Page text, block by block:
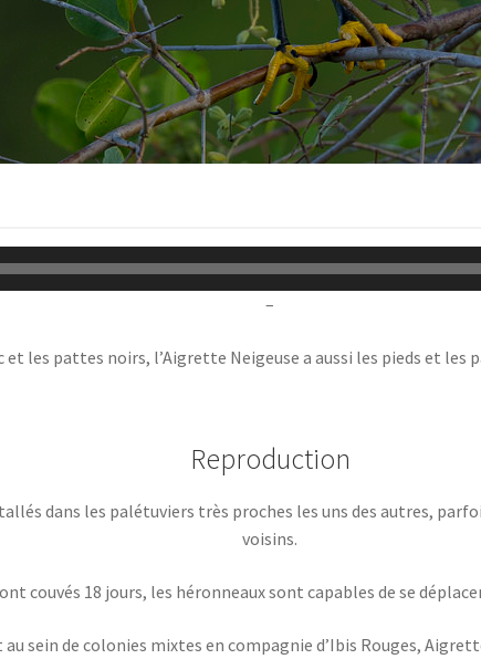
–
les pattes noirs, l’Aigrette Neigeuse a aussi les pieds et les
Reproduction
dans les palétuviers très proches les uns des autres,
voisins.
couvés 18 jours, les héronneaux sont capables de se
sein de colonies mixtes en compagnie d’Ibis Rouges,